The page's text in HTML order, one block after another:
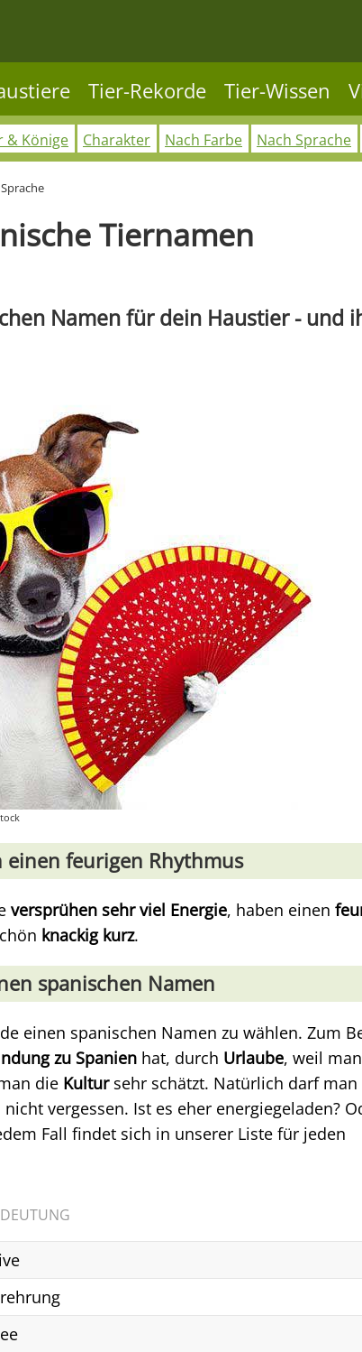
Tier-Rekorde Tier-Wissen
& Könige Charakter Nach Farbe Nach Sprache
Tiernamen
Namen für dein Haustier - und
einen feurigen Rhythmus
versprühen sehr viel Energie, haben einen
knackig kurz.
spanischen Namen
einen spanischen Namen zu wählen. Zum
zu Spanien hat, durch Urlaube, weil
die Kultursehr schätzt. Natürlich darf man
vergessen. Ist es eher energiegeladen?
Fall findet sich in unserer Liste für jeden